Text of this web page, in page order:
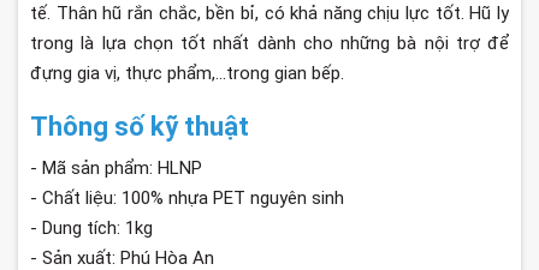
tế. Thân hũ rắn chắc, bền bỉ, có khả năng chịu lực tốt. Hũ ly
trong là lựa chọn tốt nhất dành cho những bà nội trợ để
đựng gia vị, thực phẩm,...trong gian bếp.
Thông số kỹ thuật
- Mã sản phẩm: HLNP
- Chất liệu: 100% nhựa PET nguyên sinh
- Dung tích: 1kg
- Sản xuất: Phú Hòa An